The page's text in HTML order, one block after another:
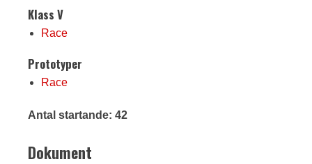
Klass V
Race
Prototyper
Race
Antal startande: 42
Dokument